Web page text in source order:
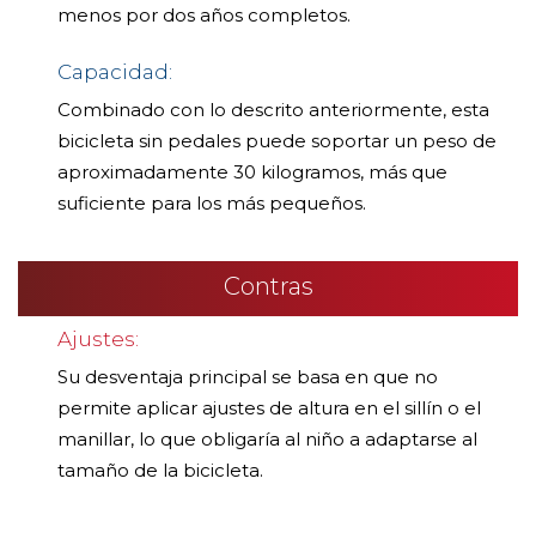
menos por dos años completos.
Capacidad:
Combinado con lo descrito anteriormente, esta
bicicleta sin pedales puede soportar un peso de
aproximadamente 30 kilogramos, más que
suficiente para los más pequeños.
Contras
Ajustes:
Su desventaja principal se basa en que no
permite aplicar ajustes de altura en el sillín o el
manillar, lo que obligaría al niño a adaptarse al
tamaño de la bicicleta.